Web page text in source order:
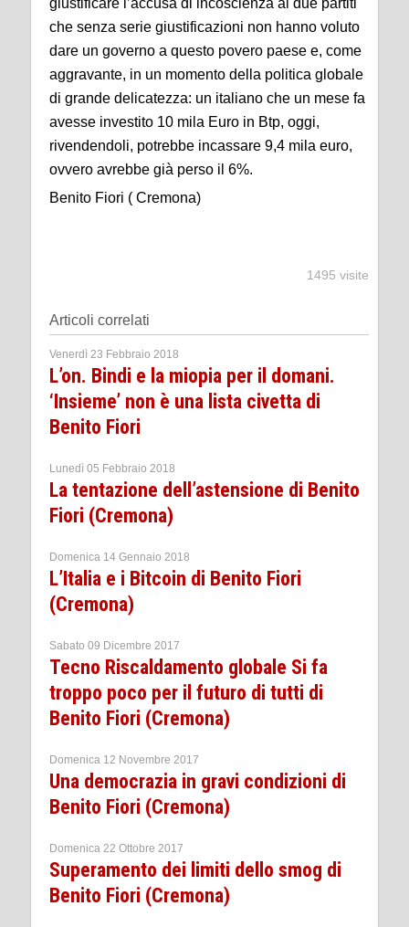
giustificare l’accusa di incoscienza ai due partiti
che senza serie giustificazioni non hanno voluto
dare un governo a questo povero paese e, come
aggravante, in un momento della politica globale
di grande delicatezza: un italiano che un mese fa
avesse investito 10 mila Euro in Btp, oggi,
rivendendoli, potrebbe incassare 9,4 mila euro,
ovvero avrebbe già perso il 6%.
Benito Fiori ( Cremona)
1495 visite
Articoli correlati
Venerdì 23 Febbraio 2018
L’on. Bindi e la miopia per il domani.
‘Insieme’ non è una lista civetta di
Benito Fiori
Lunedì 05 Febbraio 2018
La tentazione dell’astensione di Benito
Fiori (Cremona)
Domenica 14 Gennaio 2018
L’Italia e i Bitcoin di Benito Fiori
(Cremona)
Sabato 09 Dicembre 2017
Tecno Riscaldamento globale Si fa
troppo poco per il futuro di tutti di
Benito Fiori (Cremona)
Domenica 12 Novembre 2017
Una democrazia in gravi condizioni di
Benito Fiori (Cremona)
Domenica 22 Ottobre 2017
Superamento dei limiti dello smog di
Benito Fiori (Cremona)